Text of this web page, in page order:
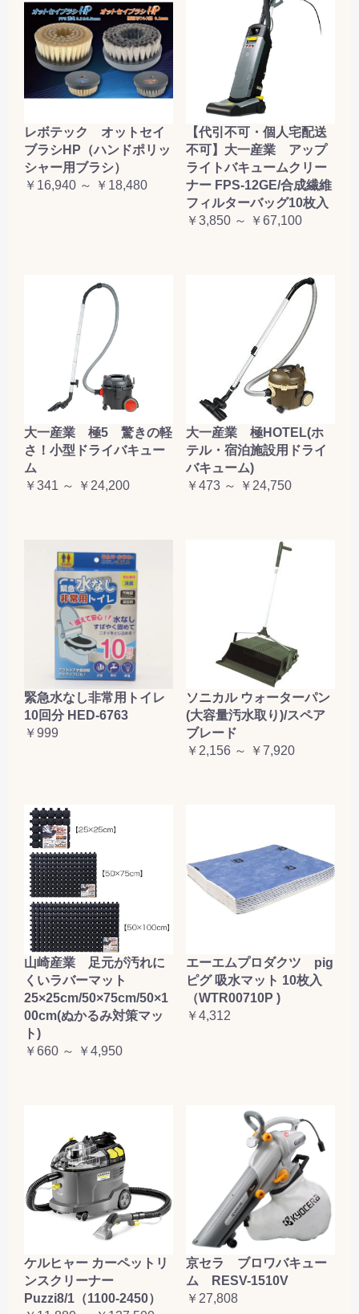
レボテック オットセイ
ブラシHP（ハンドポリッ
シャー用ブラシ）
￥16,940 ～ ￥18,480
【代引不可・個人宅配送
不可】大一産業 アップ
ライトバキュームクリー
ナー FPS-12GE/合成繊維
フィルターバッグ10枚入
￥3,850 ～ ￥67,100
大一産業 極5 驚きの軽
さ！小型ドライバキュー
ム
￥341 ～ ￥24,200
大一産業 極HOTEL(ホ
テル・宿泊施設用ドライ
バキューム)
￥473 ～ ￥24,750
緊急水なし非常用トイレ
10回分 HED-6763
￥999
ソニカル ウォーターパン
(大容量汚水取り)/スペア
ブレード
￥2,156 ～ ￥7,920
山崎産業 足元が汚れに
くいラバーマット
25×25cm/50×75cm/50×1
00cm(ぬかるみ対策マッ
ト)
￥660 ～ ￥4,950
エーエムプロダクツ pig
ピグ 吸水マット 10枚入
（WTR00710P )
￥4,312
ケルヒャー カーペットリ
ンスクリーナー
Puzzi8/1（1100-2450）
京セラ ブロワバキュー
ム RESV-1510V
￥27,808